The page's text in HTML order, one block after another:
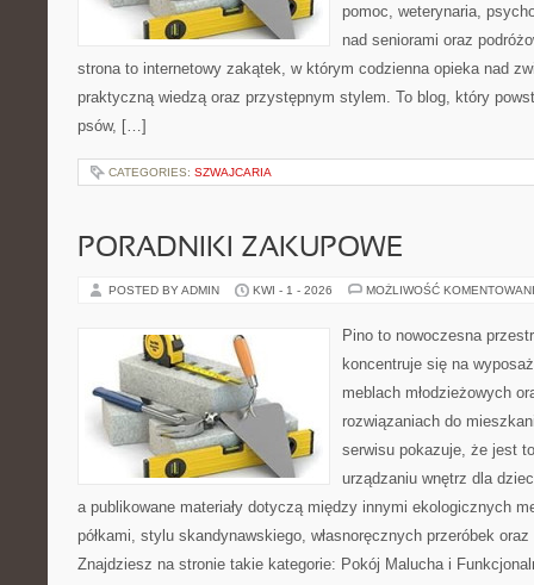
pomoc, weterynaria,
nad seniorami oraz
strona to internetowy zakątek, w którym codzienna opieka nad
praktyczną wiedzą oraz przystępnym stylem. To blog, który
psów, […]
CATEGORIES: SZWAJCARIA
PORADNIKI ZAKUPOWE
POSTED BY ADMIN KWI - 1 - 2026 MOŻLIWOŚĆ
Pino to nowoczesna
koncentruje się na
meblach młodzieżowych
rozwiązaniach do
serwisu pokazuje, że jest
urządzaniu wnętrz dla
a publikowane materiały dotyczą między innymi ekologicznych
półkami, stylu skandynawskiego, własnoręcznych przeróbek
Znajdziesz na stronie takie kategorie: Pokój Malucha i